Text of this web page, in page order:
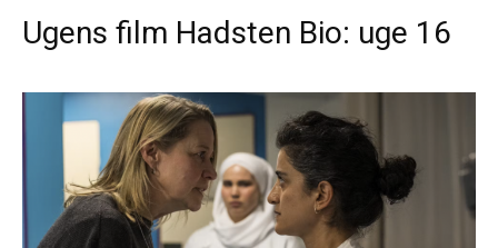
Ugens film Hadsten Bio: uge 16